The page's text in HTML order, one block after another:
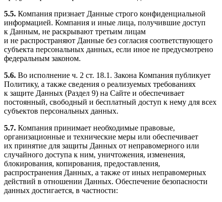
5.5. Компания признает Данные строго конфиденциальной
информацией. Компания и иные лица, получившие доступ
к Данным, не раскрывают третьим лицам
и не распространяют Данные без согласия соответствующего
субъекта персональных данных, если иное не предусмотрено
федеральным законом.
5.6. Во исполнение ч. 2 ст. 18.1. Закона Компания публикует
Политику, а также сведения о реализуемых требованиях
к защите Данных (Раздел 9) на Сайте и обеспечивает
постоянный, свободный и бесплатный доступ к нему для всех
субъектов персональных данных.
5.7. Компания принимает необходимые правовые,
организационные и технические меры или обеспечивает
их принятие для защиты Данных от неправомерного или
случайного доступа к ним, уничтожения, изменения,
блокирования, копирования, предоставления,
распространения Данных, а также от иных неправомерных
действий в отношении Данных. Обеспечение безопасности
данных достигается, в частности: